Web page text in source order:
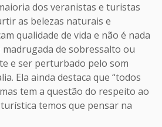
dos veranistas e turistas
as belezas naturais e
qualidade de vida e não é nada
de sobressalto ou
e ser perturbado pelo som
Ela ainda destaca que “todos
tem a questão do respeito ao
temos que pensar na